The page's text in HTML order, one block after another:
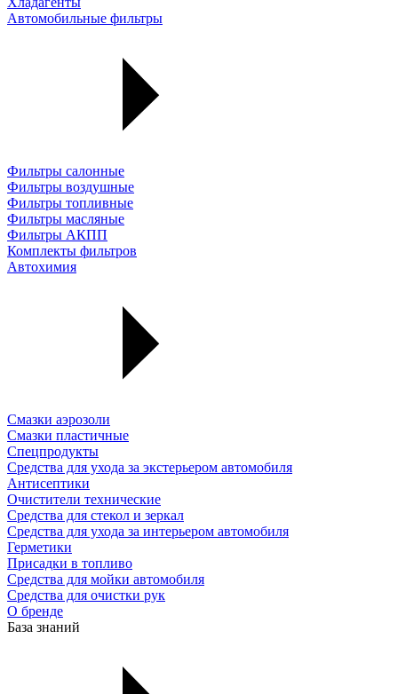
Автомобильные фильтры
Фильтры салонные
Фильтры воздушные
Фильтры топливные
Фильтры масляные
Фильтры АКПП
Комплекты фильтров
Автохимия
Смазки аэрозоли
Смазки пластичные
Спецпродукты
Средства для ухода за экстерьером автомобиля
Антисептики
Очистители технические
Средства для стекол и зеркал
Средства для ухода за интерьером автомобиля
Герметики
Присадки в топливо
Средства для мойки автомобиля
Средства для очистки рук
О бренде
База знаний